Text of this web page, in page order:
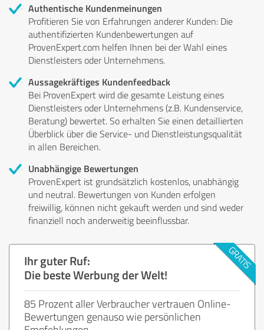
Authentische Kundenmeinungen
Profitieren Sie von Erfahrungen anderer Kunden: Die
authentifizierten Kundenbewertungen auf
ProvenExpert.com helfen Ihnen bei der Wahl eines
Dienstleisters oder Unternehmens.
Aussagekräftiges Kundenfeedback
Bei ProvenExpert wird die gesamte Leistung eines
Dienstleisters oder Unternehmens (z.B. Kundenservice,
Beratung) bewertet. So erhalten Sie einen detaillierten
Überblick über die Service- und Dienstleistungsqualität
in allen Bereichen.
Unabhängige Bewertungen
ProvenExpert ist grundsätzlich kostenlos, unabhängig
und neutral. Bewertungen von Kunden erfolgen
freiwillig, können nicht gekauft werden und sind weder
finanziell noch anderweitig beeinflussbar.
Ihr guter Ruf:
Die beste Werbung der Welt!
85 Prozent aller Verbraucher vertrauen Online-
Bewertungen genauso wie persönlichen